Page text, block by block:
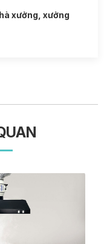
xưởng, xưởng